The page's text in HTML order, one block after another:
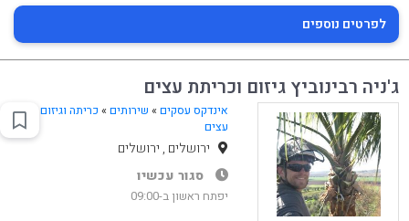
לפרטים נוספים
ג'ניה רבינוביץ גיזום וכריתת עצים
אינדקס עסקים » שירותים» כריתה וגיזום
עצים
ירושלים , ירושלים
סגור עכשיו
יפתח ראשון ב-09:00